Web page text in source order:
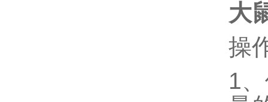
大
操
1、